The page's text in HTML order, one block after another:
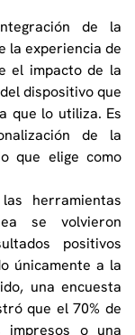
de la
la experiencia de
el impacto de la
dispositivo que
que lo utiliza. Es
de la
que elige como
herramientas
se volvieron
positivos
únicamente a la
una encuesta
que el 70% de
impresos o una